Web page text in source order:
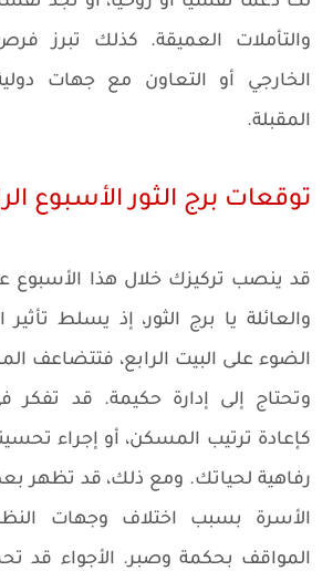
والتأملات العميقة. كذلك تبرز
الخارجي أو التعاون مع جهات
المقبلة.
توقعات برج الثور الأسبوع
قد ينصب تركيزك خلال هذا الأسبوع
والعائلة يا برج الثور، إذ يسلط
الضوء على البيت الرابع، فتتضاعف
وتحتاج إلى إدارة حكيمة. قد تفكر
كإعادة ترتيب المسكن، أو إجراء
رفاهية لحياتك. ومع ذلك، قد تظهر
الأسرة بسبب اختلاف وجهات
المواقف بحكمة وصبر. الأجواء قد